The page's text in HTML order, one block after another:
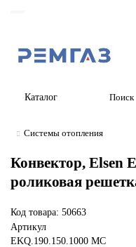
Каталог
Системы отопления
Конвектор, Elsen
роликовая
Код товара: 50663
Артикул
EKQ.190.150.1000 MC